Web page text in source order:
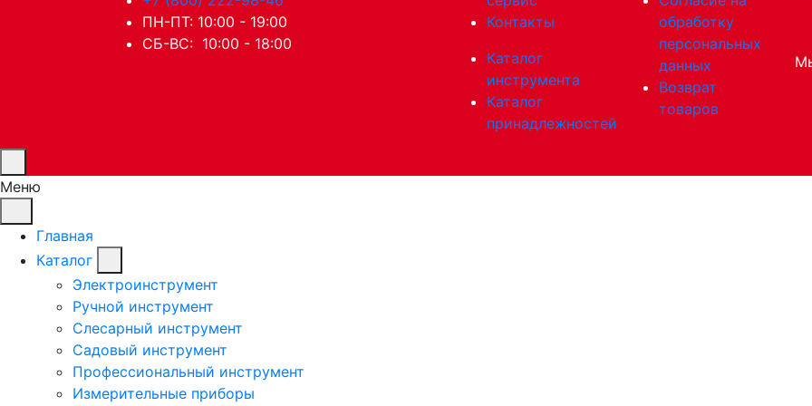
ПН-ПТ: 10:00 - 19:00
СБ-ВС: 10:00 - 18:00
Контакты
Каталог
инструмента
Каталог
принадлежностей
обработку
персональных
данных
Возврат
товаров
Меню
Главная
Каталог
Электроинструмент
Ручной инструмент
Слесарный инструмент
Садовый инструмент
Профессиональный инструмент
Измерительные приборы